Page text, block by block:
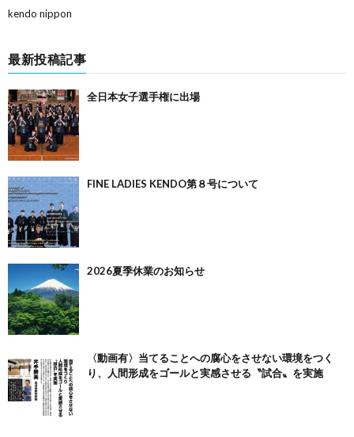
kendo nippon
最新投稿記事
全日本女子選手権に出場
FINE LADIES KENDO第８号について
2026夏季休業のお知らせ
〈動画有〉当てることへの腐心をさせない環境をつく
り、人間形成をゴールと実感させる〝試合〟を実施